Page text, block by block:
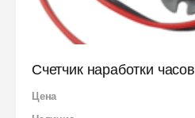
Счетчик наработки часов
Цена